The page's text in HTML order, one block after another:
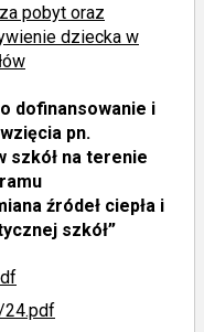
pobyt oraz
dziecka w
dofinansowanie i
pn.
szkół na terenie
źródeł ciepła i
szkół”
24.pdf